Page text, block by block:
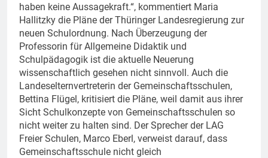
haben keine Aussagekraft.“, kommentiert Maria
Hallitzky die Pläne der Thüringer Landesregierung zur
neuen Schulordnung. Nach Überzeugung der
Professorin für Allgemeine Didaktik und
Schulpädagogik ist die aktuelle Neuerung
wissenschaftlich gesehen nicht sinnvoll. Auch die
Landeselternvertreterin der Gemeinschaftsschulen,
Bettina Flügel, kritisiert die Pläne, weil damit aus ihrer
Sicht Schulkonzepte von Gemeinschaftsschulen so
nicht weiter zu halten sind. Der Sprecher der LAG
Freier Schulen, Marco Eberl, verweist darauf, dass
Gemeinschaftsschule nicht gleich